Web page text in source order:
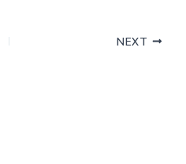
NEXT